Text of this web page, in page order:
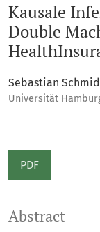
Kausale
Double
Sebastian
Universität
PDF
Abstract